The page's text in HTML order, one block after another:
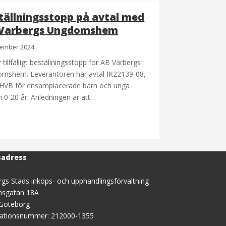
på avtal med
Ungdomshem
2024
tillfälligt beställningsstopp för AB Varbergs
Leverantören har avtal IK22139-08,
för ensamplacerade barn och unga
0-20 år. Anledningen är att…
Stads inköps- och upphandlingsförvaltning
18A
212000-1355